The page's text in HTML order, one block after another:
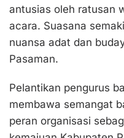
antusias oleh ratusan
acara. Suasana
nuansa adat dan
Pasaman.
Pelantikan pengurus
membawa semangat
peran organisasi